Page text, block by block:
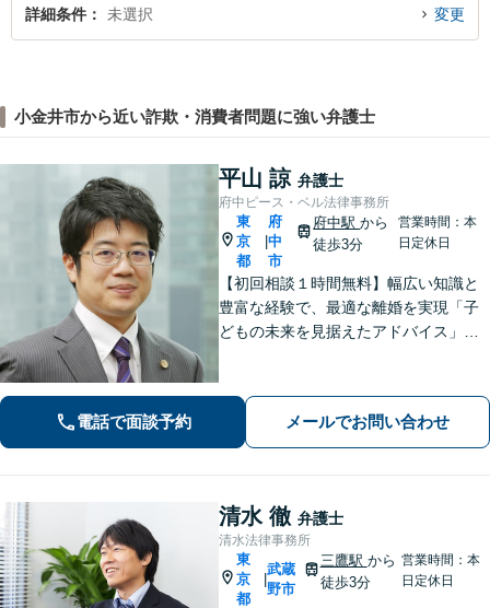
詳細条件 未選択 変更
小金井市から近い詐欺・消費者問題に強い弁護士
平山 諒 弁護士
府中ピース・ベル法律事務所
東
京
都
府
中
市
府中駅から
徒歩3分
営業時間：本
日定休日
【初回相談１時間無料】幅広い知識と
豊富な経験で、最適な離婚を実現「子
どもの未来を見据えたアドバイス」
ラスメント対策措置をレクチャー。過
労死・過労自殺などの問題にも精通
【府中駅3分】
電話で面談予約 メールでお問い合わせ
清水 徹 弁護士
清水法律事務所
東
京
都
武蔵
野市
三鷹駅 から
徒歩3分
営業時間：本
日定休日